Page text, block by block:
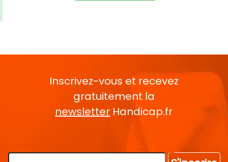
Inscrivez-vous et recevez
gratuitement la
newsletter Handicap.fr